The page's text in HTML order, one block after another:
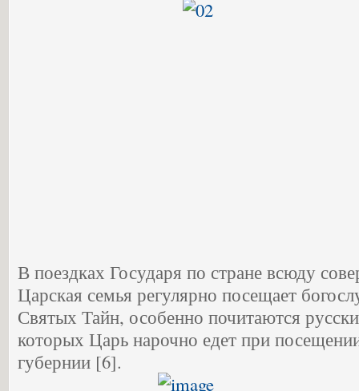
В поездках Государя по стране всюду
Царская семья регулярно посещает
Святых Тайн, особенно почитаются
которых Царь нарочно едет при
губернии [6].